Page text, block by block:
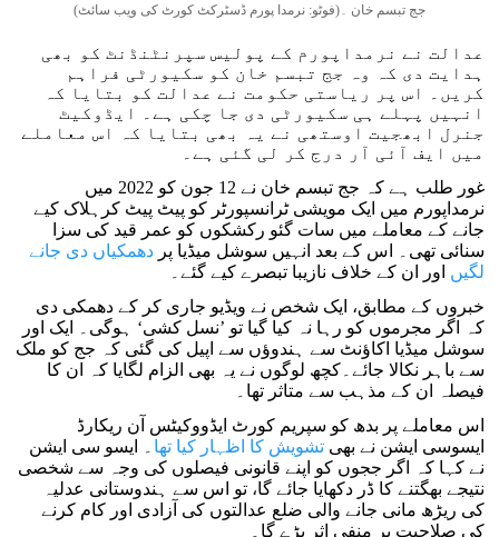
جج تبسم خان ۔(فوٹو: نرمدا پورم ڈسٹرکٹ کورٹ کی ویب سائٹ)
عدالت نے نرمداپورم کے پولیس سپرنٹنڈنٹ کو بھی
ہدایت دی کہ وہ جج تبسم خان کو سکیورٹی فراہم
کریں۔ اس پر ریاستی حکومت نے عدالت کو بتایا کہ
انہیں پہلے ہی سکیورٹی دی جا چکی ہے۔ ایڈوکیٹ
جنرل ابھجیت اوستھی نے یہ بھی بتایا کہ اس معاملے
میں ایف آئی آر درج کر لی گئی ہے۔
غور طلب ہے کہ جج تبسم خان نے 12 جون کو 2022 میں
نرمداپورم میں ایک مویشی ٹرانسپورٹر کو پیٹ پیٹ کرہلاک کیے
جانے کے معاملے میں سات گئو رکشکوں کو عمر قید کی سزا
سنائی تھی۔ اس کے بعد انہیں سوشل میڈیا پردھمکیاں دی جانے
لگیں اور ان کے خلاف نازیبا تبصرے کیے گئے۔
خبروں کے مطابق، ایک شخص نے ویڈیو جاری کر کے دھمکی دی
کہ اگر مجرموں کو رہا نہ کیا گیا تو ’نسل کشی‘ ہوگی۔ ایک اور
سوشل میڈیا اکاؤنٹ سے ہندوؤں سے اپیل کی گئی کہ جج کو ملک
سے باہر نکالا جائے۔کچھ لوگوں نے یہ بھی الزام لگایا کہ ان کا
فیصلہ ان کے مذہب سے متاثر تھا۔
اس معاملے پر بدھ کو سپریم کورٹ ایڈووکیٹس آن ریکارڈ
ایسوسی ایشن نے بھیتشویش کا اظہار کیا تھا ۔ ایسو سی ایشن
نے کہا کہ اگر ججوں کو اپنے قانونی فیصلوں کی وجہ سے شخصی
نتیجے بھگتنے کا ڈر دکھایا جائے گا، تو اس سے ہندوستانی عدلیہ
کی ریڑھ مانی جانے والی ضلع عدالتوں کی آزادی اور کام کرنے
کی صلاحیت پر منفی اثر پڑے گا۔